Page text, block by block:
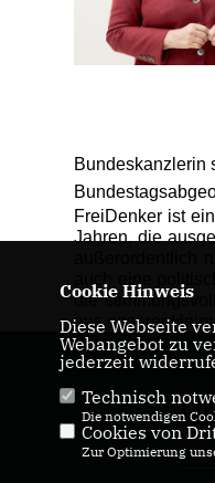
Bundeskanzlerin
FreiDenker ist
Jahren, die
die
aus unserer
Cookie Hinweis
Diese Webseite
Webangebot zu
jederzeit
Technisch
Die notwendigen
Cookies von
Zur Optimierung